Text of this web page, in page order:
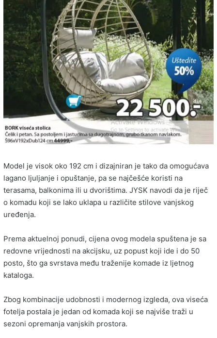
Model je visok oko 192 cm i dizajniran je tako da omogućava
lagano ljuljanje i opuštanje, pa se najčešće koristi na
terasama, balkonima ili u dvorištima. JYSK navodi da je riječ
o komadu koji se lako uklapa u različite stilove vanjskog
uređenja.
Prema aktuelnoj ponudi, cijena ovog modela spuštena je sa
redovne vrijednosti na akcijsku, uz popust koji ide i do 50
posto, što ga svrstava među traženije komade iz ljetnog
kataloga.
Zbog kombinacije udobnosti i modernog izgleda, ova viseća
fotelja postala je jedan od komada koji se najviše traži u
sezoni opremanja vanjskih prostora.